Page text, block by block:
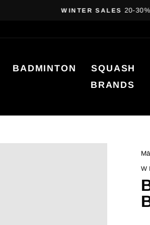
WINTER SALES 20-
BADMINTON SQUASH
BRANDS